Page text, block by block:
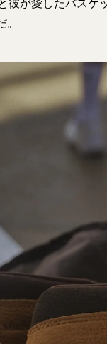
彼が愛したバスケ
。